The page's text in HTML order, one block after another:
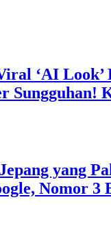
‘AI
Sungguhan!
yang
Nomor 3